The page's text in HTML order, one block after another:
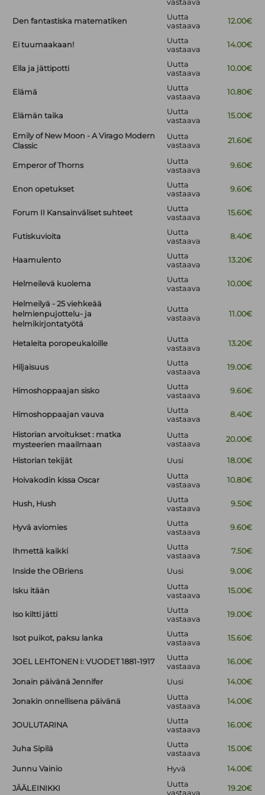
vastaava
Den fantastiska matematiken
Uutta
vastaava
12.00€
Ei tuumaakaan!
Uutta
vastaava
14.00€
Ella ja jättipotti
Uutta
vastaava
10.00€
Elämä
Uutta
vastaava
10.80€
Elämän taika
Uutta
vastaava
15.00€
Emily of New Moon - A Virago Modern
Classic
Uutta
vastaava
21.60€
Emperor of Thorns
Uutta
vastaava
9.60€
Enon opetukset
Uutta
vastaava
9.60€
Forum II Kansainväliset suhteet
Uutta
vastaava
15.60€
Futiskuvioita
Uutta
vastaava
8.40€
Haamulento
Uutta
vastaava
13.20€
Helmeilevä kuolema
Uutta
vastaava
10.00€
Helmeilyä - 25 viehkeää
helmienpujottelu- ja
helmikirjontatyötä
Uutta
vastaava
11.00€
Hetaleita poropeukaloille
Uutta
vastaava
13.20€
Hiljaisuus
Uutta
vastaava
19.00€
Himoshoppaajan sisko
Uutta
vastaava
9.60€
Himoshoppaajan vauva
Uutta
vastaava
8.40€
Historian arvoitukset : matka
mysteerien maailmaan
Uutta
vastaava
20.00€
Historian tekijät Uusi 18.00€
Hoivakodin kissa Oscar
Uutta
vastaava
10.80€
Hush, Hush
Uutta
vastaava
9.50€
Hyvä aviomies
Uutta
vastaava
9.60€
Ihmettä kaikki
Uutta
vastaava
7.50€
Inside the OBriens Uusi 9.00€
Isku itään
Uutta
vastaava
15.00€
Iso kiltti jätti
Uutta
vastaava
19.00€
Isot puikot, paksu lanka
Uutta
vastaava
15.60€
JOEL LEHTONEN I: VUODET 1881-1917
Uutta
vastaava
16.00€
Jonain päivänä Jennifer Uusi 14.00€
Jonakin onnellisena päivänä
Uutta
vastaava
14.00€
JOULUTARINA
Uutta
vastaava
16.00€
Juha Sipilä
Uutta
vastaava
15.00€
Junnu Vainio Hyvä 14.00€
JÄÄLEINIKKI
Uutta
vastaava
19.20€